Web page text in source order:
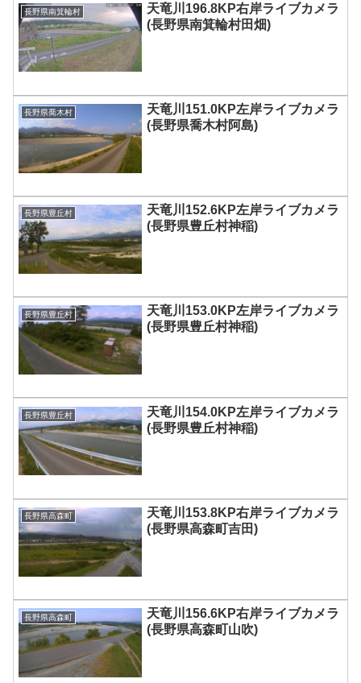
長野県南箕輪村
天竜川196.8KP右岸ライブカメラ
(長野県南箕輪村田畑)
長野県喬木村
天竜川151.0KP左岸ライブカメラ
(長野県喬木村阿島)
長野県豊丘村
天竜川152.6KP左岸ライブカメラ
(長野県豊丘村神稲)
長野県豊丘村
天竜川153.0KP左岸ライブカメラ
(長野県豊丘村神稲)
長野県豊丘村
天竜川154.0KP左岸ライブカメラ
(長野県豊丘村神稲)
長野県高森町
天竜川153.8KP右岸ライブカメラ
(長野県高森町吉田)
長野県高森町
天竜川156.6KP右岸ライブカメラ
(長野県高森町山吹)